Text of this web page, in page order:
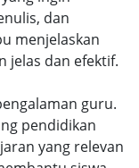
dan
menjelaskan
jelas dan efektif.
guru.
pendidikan
yang relevan